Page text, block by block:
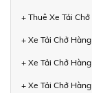
+ Thuê Xe Tải
+ Xe Tải Chở
+ Xe Tải Chở
+ Xe Tải Chở